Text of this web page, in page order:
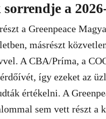
a
a Greenpeace
másrészt
A CBA/Príma, a
így ezeket az
értékelni. A
sem vett részt a